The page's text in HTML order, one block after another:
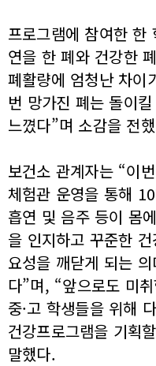
프로그램에 참여한 한
연을 한 폐와 건강한
폐활량에 엄청난 차이
번 망가진 폐는 돌이
느꼈다”며 소감을 전
보건소 관계자는 “이
체험관 운영을 통해
흡연 및 음주 등이 몸
을 인지하고 꾸준한
요성을 깨닫게 되는
다”며, “앞으로도 미
중·고 학생들을 위해
건강프로그램을 기획
말했다.